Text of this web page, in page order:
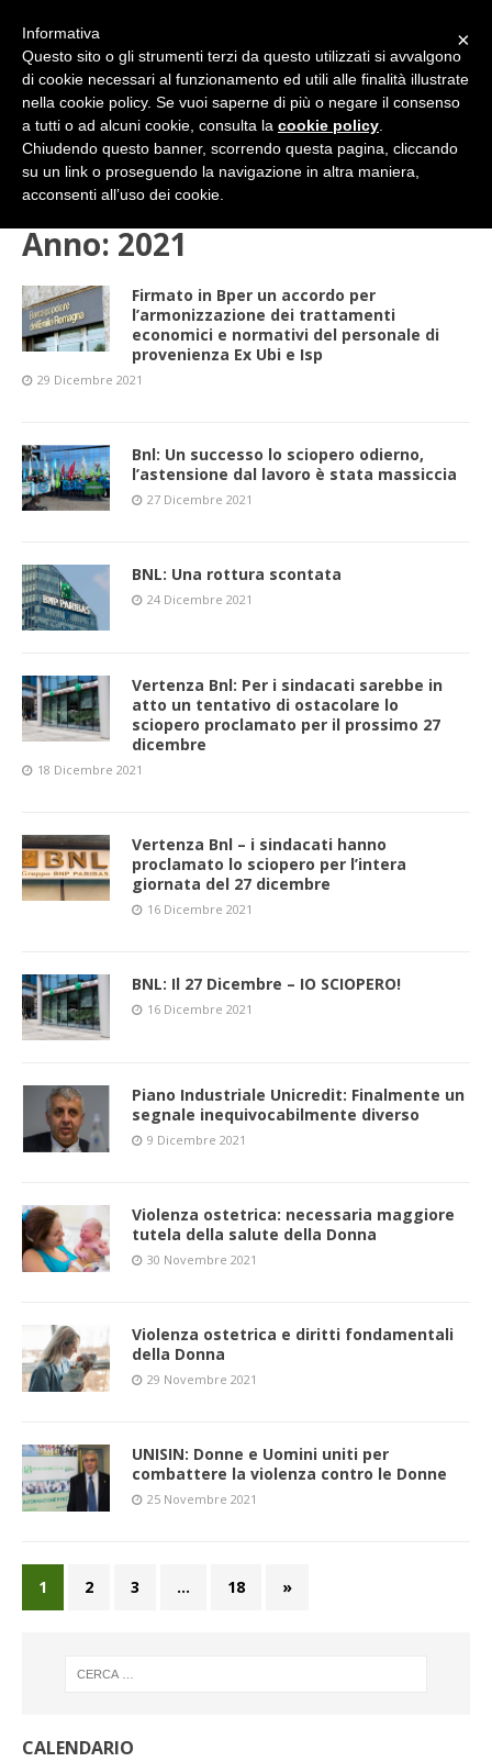
2021
Anno: 2021
Firmato in Bper un accordo per
l’armonizzazione dei trattamenti
economici e normativi del personale di
provenienza Ex Ubi e Isp
29 Dicembre 2021
Bnl: Un successo lo sciopero odierno,
l’astensione dal lavoro è stata massiccia
27 Dicembre 2021
BNL: Una rottura scontata
24 Dicembre 2021
Vertenza Bnl: Per i sindacati sarebbe in
atto un tentativo di ostacolare lo
sciopero proclamato per il prossimo 27
dicembre
18 Dicembre 2021
Vertenza Bnl – i sindacati hanno
proclamato lo sciopero per l’intera
giornata del 27 dicembre
16 Dicembre 2021
BNL: Il 27 Dicembre – IO SCIOPERO!
16 Dicembre 2021
Piano Industriale Unicredit: Finalmente un
segnale inequivocabilmente diverso
9 Dicembre 2021
Violenza ostetrica: necessaria maggiore
tutela della salute della Donna
30 Novembre 2021
Violenza ostetrica e diritti fondamentali
della Donna
29 Novembre 2021
UNISIN: Donne e Uomini uniti per
combattere la violenza contro le Donne
25 Novembre 2021
1 2 3 … 18 »
CALENDARIO
×
Informativa
Questo sito o gli strumenti terzi da questo utilizzati si avvalgono
di cookie necessari al funzionamento ed utili alle finalità illustrate
nella cookie policy. Se vuoi saperne di più o negare il consenso
a tutti o ad alcuni cookie, consulta la cookie policy
Chiudendo questo banner, scorrendo questa pagina, cliccando
su un link o proseguendo la navigazione in altra maniera,
acconsenti all’uso dei cookie.